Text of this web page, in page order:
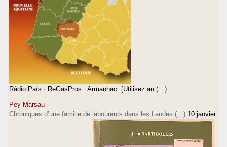
Ràdio País · ReGasPros : Armanhac. [Utilisez au (…)
Pey Marsau
Chroniques d’une famille de laboureurs dans les Landes (…) 10 janvier